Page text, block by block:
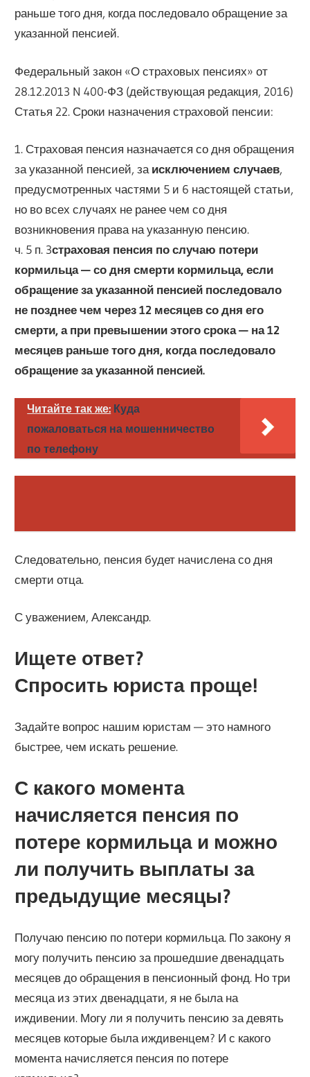
раньше того дня, когда последовало обращение за
указанной пенсией.
Федеральный закон «О страховых пенсиях» от
28.12.2013 N 400-ФЗ (действующая редакция, 2016)
Статья 22. Сроки назначения страховой пенсии:
1. Страховая пенсия назначается со дня обращения
за указанной пенсией, заисключением случаев,
предусмотренных частями 5 и 6 настоящей статьи,
но во всех случаях не ранее чем со дня
возникновения права на указанную пенсию.
ч. 5 п. 3страховая пенсия по случаю потери
кормильца — со дня смерти кормильца, если
обращение за указанной пенсией последовало
не позднее чем через 12 месяцев со дня его
смерти, а при превышении этого срока — на 12
месяцев раньше того дня, когда последовало
обращение за указанной пенсией.
Читайте так же: Куда
пожаловаться на мошенничество
по телефону
Следовательно, пенсия будет начислена со дня
смерти отца.
С уважением, Александр.
Ищете ответ?
Спросить юриста проще!
Задайте вопрос нашим юристам — это намного
быстрее, чем искать решение.
С какого момента
начисляется пенсия по
потере кормильца и можно
ли получить выплаты за
предыдущие месяцы?
Получаю пенсию по потери кормильца. По закону я
могу получить пенсию за прошедшие двенадцать
месяцев до обращения в пенсионный фонд. Но три
месяца из этих двенадцати, я не была на
иждивении. Могу ли я получить пенсию за девять
месяцев которые была иждивенцем? И с какого
момента начисляется пенсия по потере